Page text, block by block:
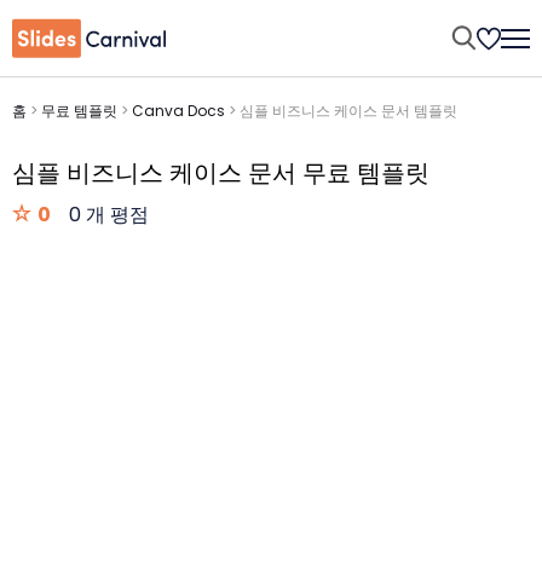
홈 > 무료 템플릿 > Canva Docs > 심플 비즈니스 케이스 문서 템플릿
심플 비즈니스 케이스 문서 무료 템플릿
0 0 개 평점